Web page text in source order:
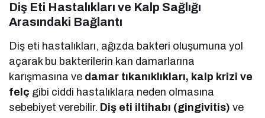
Diş Eti Hastalıkları ve Kalp Sağlığı
Arasındaki Bağlantı
Diş eti hastalıkları, ağızda bakteri oluşumuna yol
açarak bu bakterilerin kan damarlarına
karışmasına ve damar tıkanıklıkları, kalp krizi ve
felç gibi ciddi hastalıklara neden olmasına
sebebiyet verebilir. Diş eti iltihabı (gingivitis) ve